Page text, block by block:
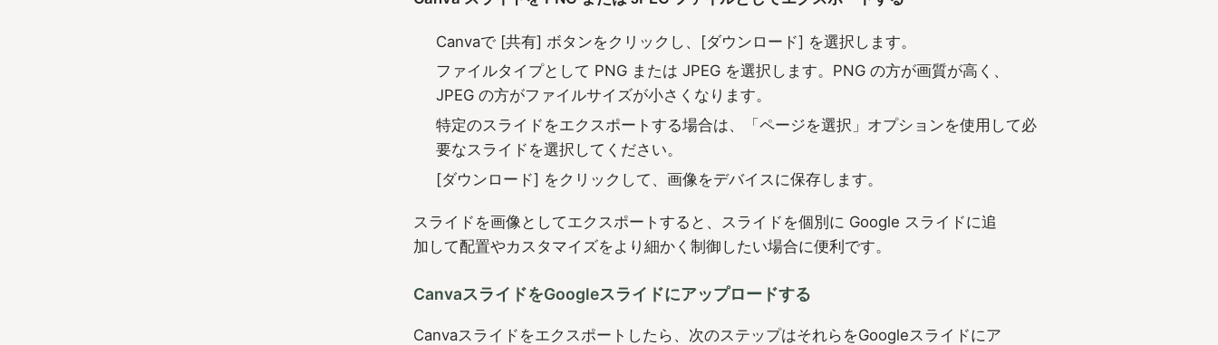
Canvaで [共有] ボタンをクリックし、[ダウンロード] を選択します。
ファイルタイプとして PNG または JPEG を選択します。PNG の方が画質が高く、
JPEG の方がファイルサイズが小さくなります。
特定のスライドをエクスポートする場合は、「ページを選択」オプションを使用して必
要なスライドを選択してください。
[ダウンロード] をクリックして、画像をデバイスに保存します。
スライドを画像としてエクスポートすると、スライドを個別に Google スライドに追
加して配置やカスタマイズをより細かく制御したい場合に便利です。
CanvaスライドをGoogleスライドにアップロードする
Canvaスライドをエクスポートしたら、次のステップはそれらをGoogleスライドにア